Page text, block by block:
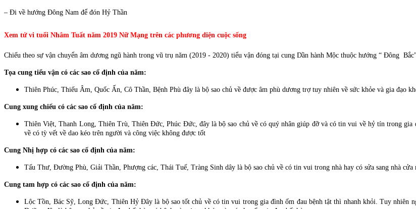
– Đi về hướng Đông Nam để đón Hỷ Thần
Xem tử vi tuổi Nhâm Tuất năm 2019 Nữ Mạng trên các phương diện cuộc sống
Chiếu theo sự vận chuyển âm dương ngũ hành trong vũ trụ năm (2019 - 2020) tiểu vận đóng tại cung Dần hành Mộc thuộc hướng “ Đông
Tọa cung tiểu vận có các sao cố định của năm:
Thiên Phúc, Thiếu Âm, Quốc Ấn, Cô Thần, Bệnh Phù đây là bộ sao chủ về được âm phù dương trợ tuy nhiên về sức khỏe và gia đạo
Cung xung chiếu có các sao cố định của năm:
Thiên Việt, Thanh Long, Thiên Trù, Thiên Đức, Phúc Đức, đây là bộ sao chủ về có quý nhân giúp đỡ và có tin vui về hỷ tín trong
về có tỳ vết về dao kéo trên người và công việc không được tốt
Cung Nhị hợp có các sao cố định của năm:
Tấu Thư, Đường Phù, Giải Thần, Phượng các, Thái Tuế, Tràng Sinh dây là bộ sao chủ về có tin vui trong nhà hay có sửa sang nhà cửa
Cung tam hợp có các sao cố định của năm:
Lộc Tồn, Bác Sỹ, Long Đức, Thiên Hỷ Đây là bộ sao tốt chủ về có tin vui trong gia đình ốm đau bệnh tật thì nhanh khỏi. Tuy nhiên